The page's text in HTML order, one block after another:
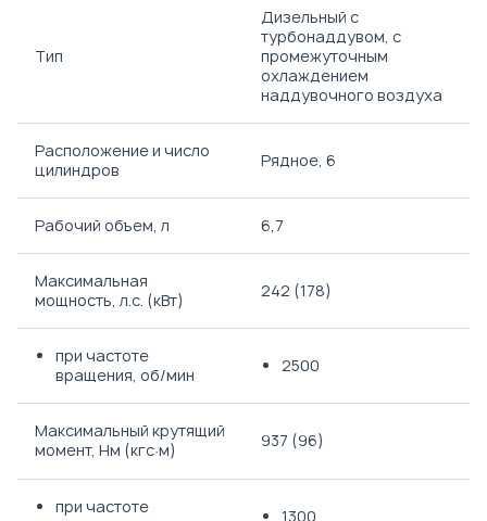
Тип
Дизельный с
турбонаддувом, с
промежуточным
охлаждением
наддувочного воздуха
Расположение и число
цилиндров
Рядное, 6
Рабочий объем, л 6,7
Максимальная
мощность, л.с. (кВт)
242 (178)
при частоте
вращения, об/мин
2500
Максимальный крутящий
момент, Нм (кгс·м) 937 (96)
при частоте
1300